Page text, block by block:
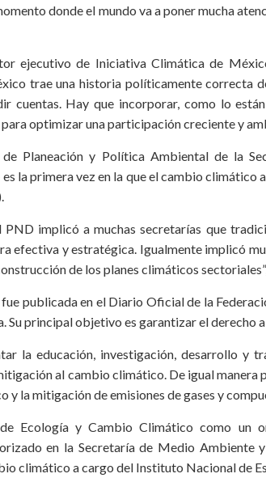
donde el mundo va a poner mucha
ejecutivo de Iniciativa Climática de
trae una historia políticamente correcta
cuentas. Hay que incorporar, como lo
optimizar una participación creciente y
Planeación y Política Ambiental de la
la primera vez en la que el cambio climático
PND implicó a muchas secretarías que
efectiva y estratégica. Igualmente implicó
de los planes climáticos
publicada en el Diario Oficial de la
Su principal objetivo es garantizar el derecho
la educación, investigación, desarrollo y
al cambio climático. De igual manera
y la mitigación de emisiones de gases y
Ecología y Cambio Climático como un
en la Secretaría de Medio Ambiente
climático a cargo del Instituto Nacional de